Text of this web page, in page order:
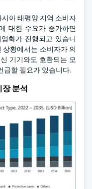
아 태평양 지역 소비자
대한 수요가 증가하면
화가 진행되고 있습니
황에서는 소비자가 의
기기와도 호환되는 모
급할 필요가 있습니다.
분석